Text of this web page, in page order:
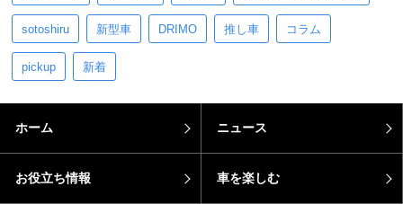
sotoshiru 新型車 DRIMO 推し車 コラム
pickup 新着
ホーム ニュース
お役立ち情報 車を楽しむ